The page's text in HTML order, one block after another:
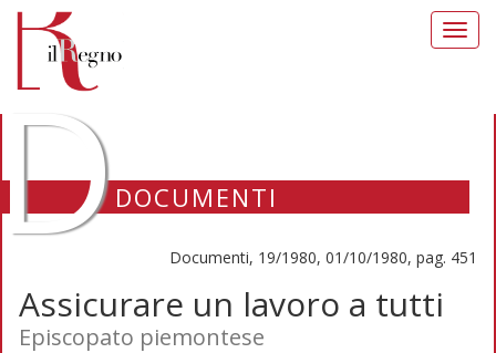
DOCUMENTI
Documenti, 19/1980, 01/10/1980, pag. 451
Assicurare un lavoro a tutti
Episcopato piemontese